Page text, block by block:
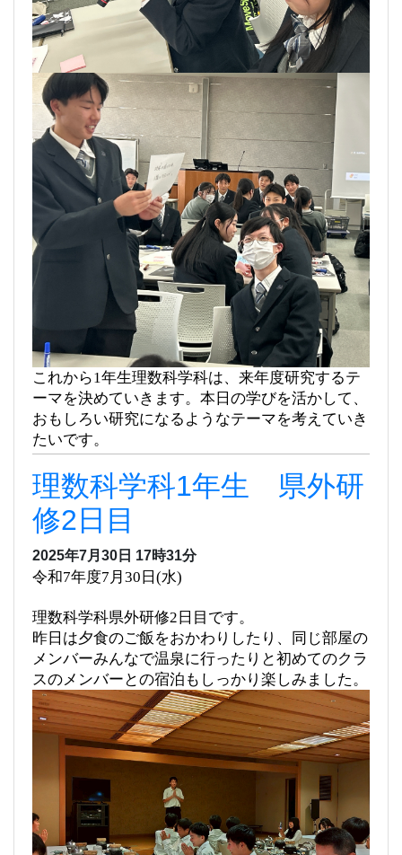
これから1年生理数科学科は、来年度研究するテ
ーマを決めていきます。本日の学びを活かして、
おもしろい研究になるようなテーマを考えていき
たいです。
理数科学科1年生 県外研
修2日目
2025年7月30日 17時31分
令和7年度7月30日(水)
理数科学科県外研修2日目です。
昨日は夕食のご飯をおかわりしたり、同じ部屋の
メンバーみんなで温泉に行ったりと初めてのクラ
スのメンバーとの宿泊もしっかり楽しみました。